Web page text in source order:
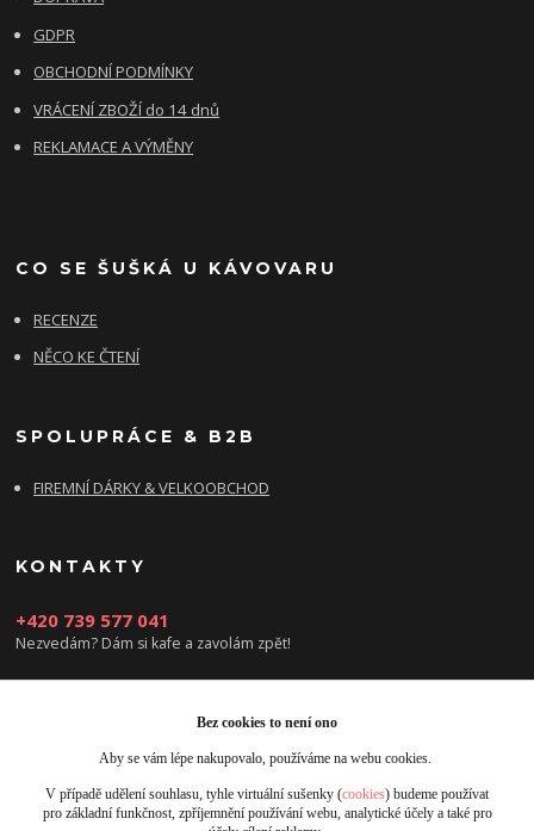
GDPR
OBCHODNÍ PODMÍNKY
VRÁCENÍ ZBOŽÍ do 14 dnů
REKLAMACE A VÝMĚNY
CO SE ŠUŠKÁ U KÁVOVARU
RECENZE
NĚCO KE ČTENÍ
SPOLUPRÁCE & B2B
FIREMNÍ DÁRKY & VELKOOBCHOD
KONTAKTY
+420 739 577 041
Nezvedám? Dám si kafe a zavolám zpět!
info@damsikafe.cz
Bez cookies to není ono
Aby se vám lépe nakupovalo, používáme na webu cookies.
V případě udělení souhlasu, tyhle virtuální sušenky (cookies) budeme používat
pro základní funkčnost, zpříjemnění používání webu, analytické účely a také pro